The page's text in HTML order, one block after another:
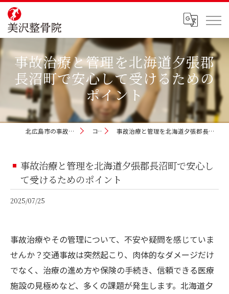
事故治療と管理を北海道夕張郡
長沼町で安心して受けるための
ポイント
北広島市の事故治療なら美沢整骨院 コラム 事故治療と管理を北海道夕張郡長沼町で安心して受けるためのポイント
事故治療と管理を北海道夕張郡長沼町で安心し
て受けるためのポイント
2025/07/25
事故治療やその管理について、不安や疑問を感じていま
せんか？交通事故は突然起こり、肉体的なダメージだけ
でなく、治療の進め方や保険の手続き、信頼できる医療
施設の見極めなど、多くの課題が発生します。北海道夕